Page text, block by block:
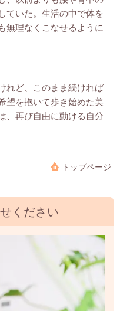
ていた。生活の中で体を
無理なくこなせるように
れど、このまま続ければ
望を抱いて歩き始めた美
、再び自由に動ける自分
トップページ
ください